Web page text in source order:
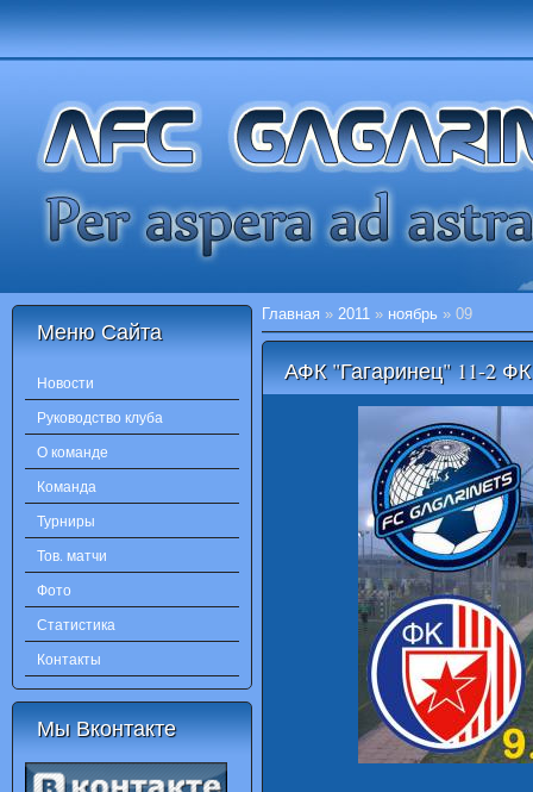
Меню Сайта
Новости
Руководство клуба
О команде
Команда
Турниры
Тов. матчи
Фото
Статистика
Контакты
Мы Вконтакте
Главная » 2011 » ноябрь » 09
АФК "Гагаринец" 11-2